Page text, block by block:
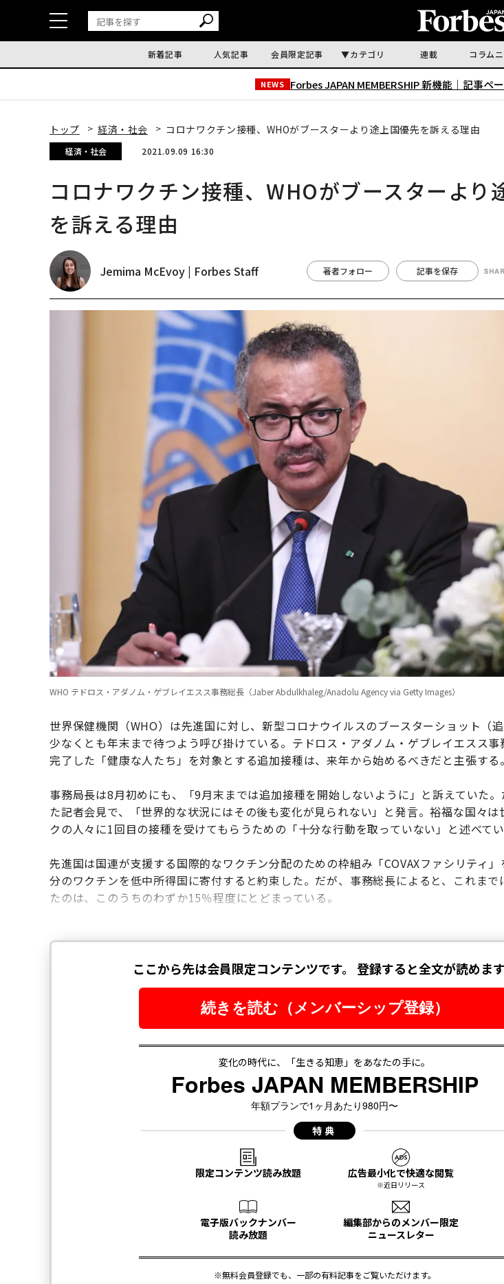
新着記事 人気記事 会員限定記事 カテゴリ 連載 コラム
NEWS Forbes JAPAN MEMBERSHIP 新機能｜ 記事ペ
トップ 経済・社会 コロナワクチン接種、WHOがブースターより途上国優先を訴える理由
経済・社会 2021.09.09 16:30
コロナワクチン接種、WHOがブースターより
を訴える理由
Jemima McEvoy | Forbes Staff 著者フォロー 記事を保存
WHO テドロス・アダノム・ゲブレイエスス事務総長（Jaber Abdulkhaleg/Anadolu Agency via Getty Images）
世界保健機関（WHO）は先進国に対し、新型コロナウイルスのブースターショット（
少なくとも年末まで待つよう呼び掛けている。テドロス・アダノム・ゲブレイエスス事
完了した「健康な人たち」を対象とする追加接種は、来年から始めるべきだと主張する。
事務局長は8月初めにも、「9月末までは追加接種を開始しないように」と訴えていた
た記者会見で、「世界的な状況にはその後も変化が見られない」と発言。裕福な国々は
クの人々に1回目の接種を受けてもらうための「十分な行動を取っていない」と述べてい
先進国は国連が支援する国際的なワクチン分配のための枠組み「COVAXファシリティ
分のワクチンを低中所得国に寄付すると約束した。だが、事務総長によると、これま
たのは、このうちのわずか15％程度にとどまっている。